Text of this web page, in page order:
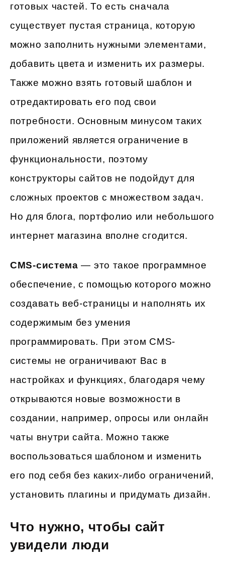
готовых частей. То есть сначала
существует пустая страница, которую
можно заполнить нужными элементами,
добавить цвета и изменить их размеры.
Также можно взять готовый шаблон и
отредактировать его под свои
потребности. Основным минусом таких
приложений является ограничение в
функциональности, поэтому
конструкторы сайтов не подойдут для
сложных проектов с множеством задач.
Но для блога, портфолио или небольшого
интернет магазина вполне сгодится.
CMS-система — это такое программное
обеспечение, с помощью которого можно
создавать веб-страницы и наполнять их
содержимым без умения
программировать. При этом CMS-
системы не ограничивают Вас в
настройках и функциях, благодаря чему
открываются новые возможности в
создании, например, опросы или онлайн
чаты внутри сайта. Можно также
воспользоваться шаблоном и изменить
его под себя без каких-либо ограничений,
установить плагины и придумать дизайн.
Что нужно, чтобы сайт
увидели люди